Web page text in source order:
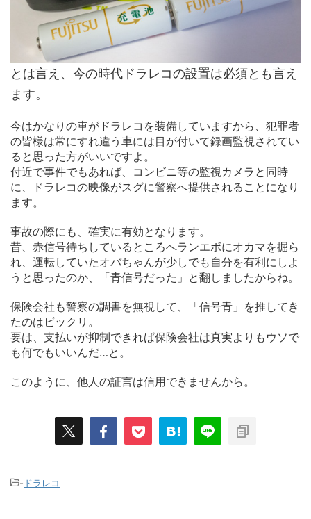
とは言え、今の時代ドラレコの設置は必須とも言え
ます。
今はかなりの車がドラレコを装備していますから、犯罪者
の皆様は常にすれ違う車には目が付いて録画監視されてい
ると思った方がいいですよ。
付近で事件でもあれば、コンビニ等の監視カメラと同時
に、ドラレコの映像がスグに警察へ提供されることになり
ます。
事故の際にも、確実に有効となります。
昔、赤信号待ちしているところへランエボにオカマを掘ら
れ、運転していたオバちゃんが少しでも自分を有利にしよ
うと思ったのか、「青信号だった」と翻しましたからね。
保険会社も警察の調書を無視して、「信号青」を推してき
たのはビックリ。
要は、支払いが抑制できれば保険会社は真実よりもウソで
も何でもいいんだ…と。
このように、他人の証言は信用できませんから。
- ドラレコ